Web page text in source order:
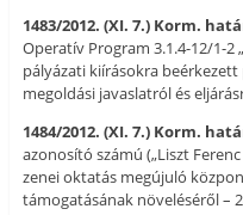
1483/2012. (XI. 7.) Korm.
Operatív Program 3.1.4-12/1-2
pályázati kiírásokra
megoldási javaslatról és
1484/2012. (XI. 7.) Korm.
azonosító számú („Liszt
zenei oktatás megújuló
támogatásának növeléséről –